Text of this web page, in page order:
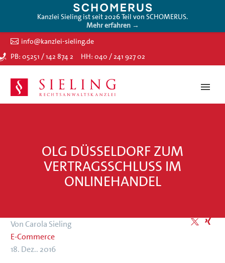
Kanzlei Sieling ist seit 2026 Teil von SCHOMERUS.
Mehr erfahren →
info@kanzlei-sieling.de
PB: 05251 / 142 874 2
HH: 040 / 241 927 02
OLG DÜSSELDORF ZUM
VERTRAGSSCHLUSS IM
ONLINEHANDEL
Von Carola Sieling
E-Commerce
18. Dez.. 2016